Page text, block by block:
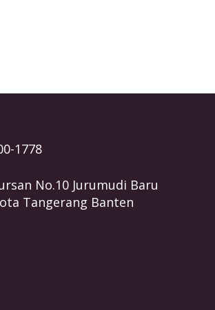
1778
No.10 Jurumudi Baru
Tangerang Banten